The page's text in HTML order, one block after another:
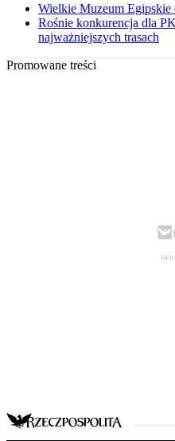
Wielkie Muzeum Egipskie
Rośnie konkurencja dla
najważniejszych trasach
Promowane treści